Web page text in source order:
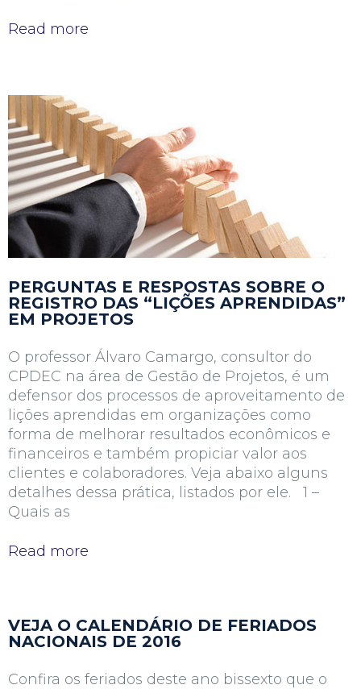
Read more
PERGUNTAS E RESPOSTAS SOBRE O
REGISTRO DAS “LIÇÕES APRENDIDAS”
EM PROJETOS
O professor Álvaro Camargo, consultor do
CPDEC na área de Gestão de Projetos, é um
defensor dos processos de aproveitamento de
lições aprendidas em organizações como
forma de melhorar resultados econômicos e
financeiros e também propiciar valor aos
clientes e colaboradores. Veja abaixo alguns
detalhes dessa prática, listados por ele. 1 –
Quais as
Read more
VEJA O CALENDÁRIO DE FERIADOS
NACIONAIS DE 2016
Confira os feriados deste ano bissexto que o